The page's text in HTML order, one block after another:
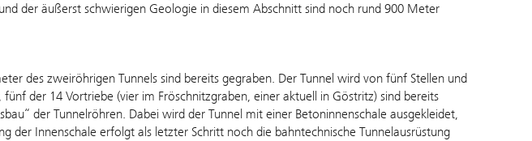
der äußerst schwierigen Geologie in diesem Abschnitt sind noch rund 900 Meter
des zweiröhrigen Tunnels sind bereits gegraben. Der Tunnel wird von fünf Stellen und
der 14 Vortriebe (vier im Fröschnitzgraben, einer aktuell in Göstritz) sind bereits
der Tunnelröhren. Dabei wird der Tunnel mit einer Betoninnenschale ausgekleidet,
der Innenschale erfolgt als letzter Schritt noch die bahntechnische Tunnelausrüstung